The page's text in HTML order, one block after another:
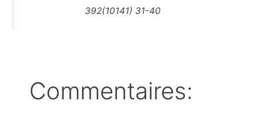
392(10141) 31-40
Commentaires: